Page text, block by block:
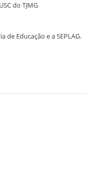
do TJMG
de Educação e a SEPLAG.